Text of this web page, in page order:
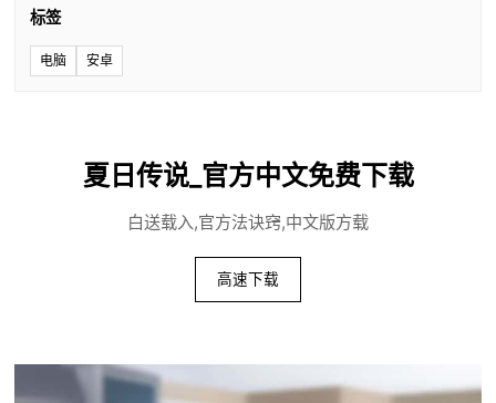
标签
电脑 安卓
夏日传说_官方中文免费下载
白送载入,官方法诀窍,中文版方载
高速下载